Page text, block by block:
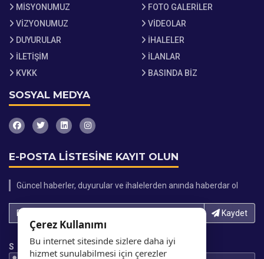
MİSYONUMUZ
VİZYONUMUZ
DUYURULAR
İLETİŞİM
KVKK
FOTO GALERİLER
VİDEOLAR
İHALELER
İLANLAR
BASINDA BİZ
SOSYAL MEDYA
E-POSTA LİSTESİNE KAYIT OLUN
Güncel haberler, duyurular ve ihalelerden anında haberdar ol
E-Posta adresinizi yazın... Kaydet
S
Çerez Kullanımı
Bu internet sitesinde sizlere daha iyi
hizmet sunulabilmesi için çerezler